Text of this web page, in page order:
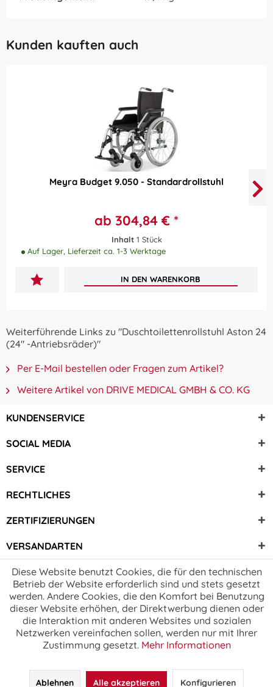
Kunden kauften auch
Meyra Budget 9.050 - Standardrollstuhl
ab 304,84 € *
Inhalt 1 Stück
Auf Lager, Lieferzeit ca. 1-3 Werktage
IN DEN WARENKORB
Weiterführende Links zu "Duschtoilettenrollstuhl Aston 24
(24" -Antriebsräder)"
Per E-Mail bestellen oder Fragen zum Artikel?
Weitere Artikel von DRIVE MEDICAL GMBH & CO. KG
KUNDENSERVICE
SOCIAL MEDIA
SERVICE
RECHTLICHES
ZERTIFIZIERUNGEN
VERSANDARTEN
Diese Website benutzt Cookies, die für den technischen
Betrieb der Website erforderlich sind und stets gesetzt
werden. Andere Cookies, die den Komfort bei Benutzung
dieser Website erhöhen, der Direktwerbung dienen oder
die Interaktion mit anderen Websites und sozialen
Netzwerken vereinfachen sollen, werden nur mit Ihrer
Zustimmung gesetzt. Mehr Informationen
Ablehnen Alle akzeptieren Konfigurieren